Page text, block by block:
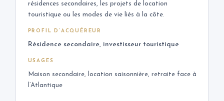
résidences secondaires, les projets de location
touristique ou les modes de vie liés à la côte.
PROFIL D’ACQUÉREUR
Résidence secondaire, investisseur touristique
USAGES
Maison secondaire, location saisonnière, retraite face à
l’Atlantique